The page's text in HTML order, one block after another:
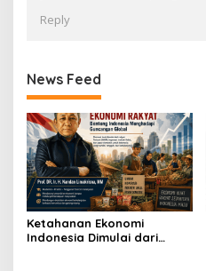
Reply
News Feed
Ketahanan Ekonomi
Indonesia Dimulai dari